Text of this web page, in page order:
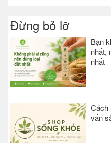
Đừng bỏ lỡ
Bạn
nhất,
nhất
Cách
vấn